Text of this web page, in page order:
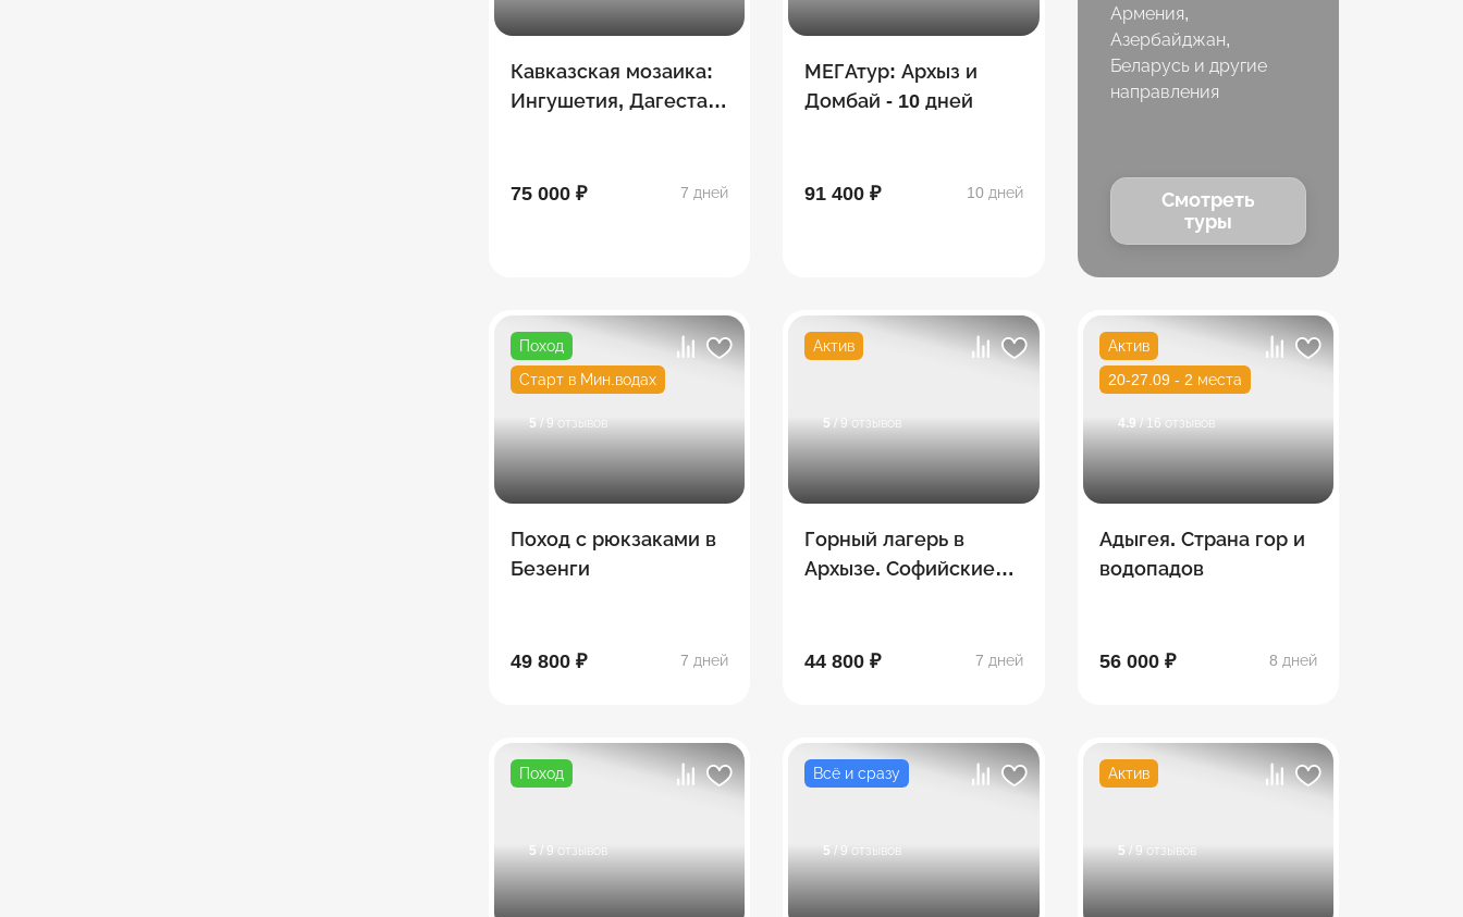
Кавказская мозаика:
Ингушетия, Дагестан,
75 000 ₽
7 дней
МЕГАтур: Архыз и
Домбай - 10 дней
91 400 ₽ 10 дней
Армения,
Азербайджан,
Беларусь и другие
направления
Смотреть
туры
Поход
Старт в Мин.водах
5 / 9 отзывов
Поход с рюкзаками в
Безенги
49 800 ₽ 7 дней
Актив
5 / 9 отзывов
Горный лагерь в
Архызе. Софийские
44 800 ₽ 7 дней
Актив
20-27.09 - 2 места
4.9 / 16 отзывов
Адыгея. Страна гор и
водопадов
56 000 ₽ 8 дней
Поход
5 / 9 отзывов
Всё и сразу
5 / 9 отзывов
Актив
5 / 9 отзывов